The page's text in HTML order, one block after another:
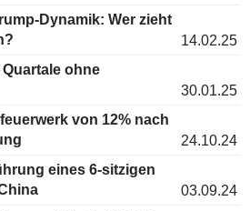
Dynamik: Wer zieht
14.02.25
ohne
30.01.25
von 12% nach
24.10.24
eines 6-sitzigen
03.09.24